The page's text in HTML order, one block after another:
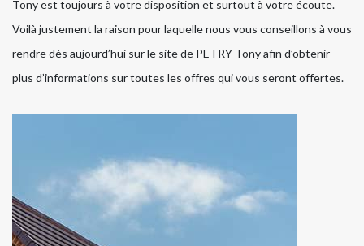
Tony est toujours à votre disposition et surtout à votre écoute.
Voilà justement la raison pour laquelle nous vous conseillons à vous
rendre dès aujourd’hui sur le site de PETRY Tony afin d’obtenir
plus d’informations sur toutes les offres qui vous seront offertes.